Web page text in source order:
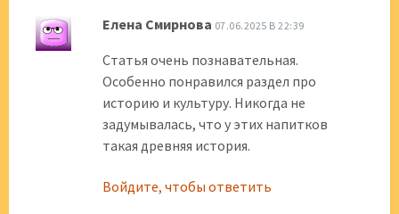
Елена Смирнова 07.06.2025 В 22:39
Статья очень познавательная.
Особенно понравился раздел про
историю и культуру. Никогда не
задумывалась, что у этих напитков
такая древняя история.
Войдите, чтобы ответить